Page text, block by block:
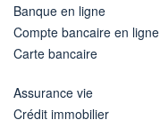
Banque en ligne
Compte bancaire en ligne
Carte bancaire
Assurance vie
Crédit immobilier